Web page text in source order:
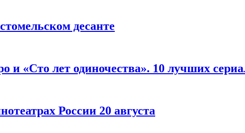
десанте
«Сто лет одиночества». 10 лучших
России 20 августа